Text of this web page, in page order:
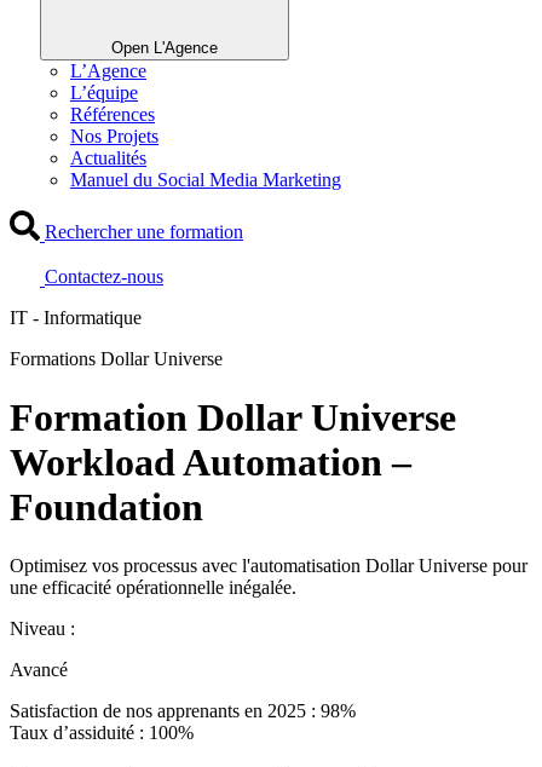
Open L'Agence
L’Agence
L’équipe
Références
Nos Projets
Actualités
Manuel du Social Media Marketing
Rechercher une formation
Contactez-nous
IT - Informatique
Formations Dollar Universe
Formation Dollar Universe
Workload Automation –
Foundation
Optimisez vos processus avec l'automatisation Dollar Universe pour
une efficacité opérationnelle inégalée.
Niveau :
Avancé
Satisfaction de nos apprenants en 2025 : 98%
Taux d’assiduité : 100%